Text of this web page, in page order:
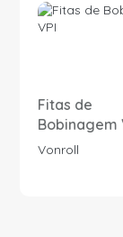
Fitas de
Bobinagem
Vonroll